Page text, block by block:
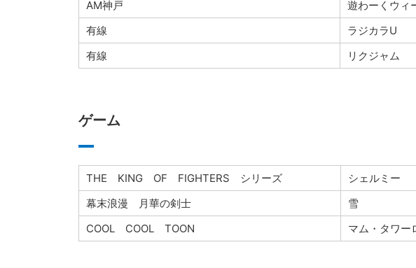
AM神戸
遊わーくウィ
有線
ラジカラU
有線
リクジャム
ゲーム
THE KING OF FIGHTERS シリーズ
シェルミー
幕末浪漫 月華の剣士
雪
COOL COOL TOON
マム・タワー